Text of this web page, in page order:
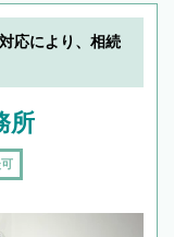
応により、相続
所